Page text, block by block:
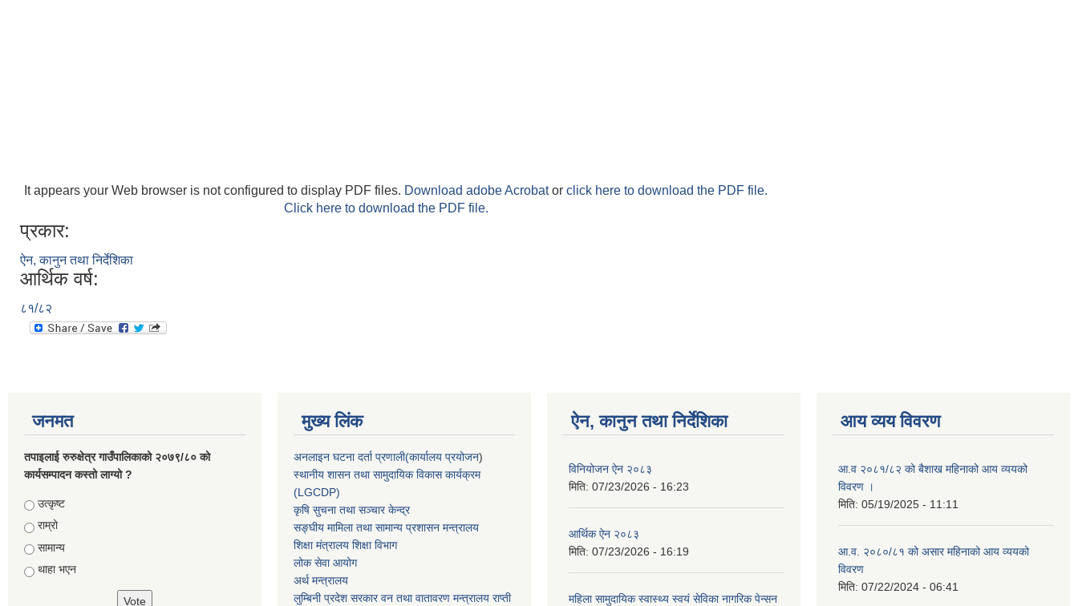
It appears your Web browser is not configured to display PDF files. Download adobe Acrobator click here to download the PDF file.
Click here to download the PDF file.
प्रकार:
ऐन, कानुन तथा निर्देशिका
आर्थिक वर्ष:
८१/८२
जनमत
तपाइलाई रुरुक्षेत्र गाउँपालिकाको २०७९/८० को
कार्यसम्पादन कस्तो लाग्यो ?
Choices
उत्कृष्ट
राम्रो
सामान्य
थाहा भएन
मुख्य लिंक
अनलाइन घटना दर्ता प्रणाली(कार्यालय प्रयोजन)
स्थानीय शासन तथा सामुदायिक विकास कार्यक्रम
(LGCDP)
कृषि सुचना तथा सञ्चार केन्द्र
सङ्घीय मामिला तथा सामान्य प्रशासन मन्त्रालय
शिक्षा मंत्रालय शिक्षा विभाग
लोक सेवा आयोग
अर्थ मन्त्रालय
लुम्बिनी प्रदेश सरकार वन तथा वातावरण मन्त्रालय राप्ती
ऐन, कानुन तथा निर्देशिका
विनियोजन ऐन २०८३
मिति: 07/23/2026 - 16:23
आर्थिक ऐन २०८३
मिति: 07/23/2026 - 16:19
महिला सामुदायिक स्वास्थ्य स्वयं सेविका नागरिक पेन्सन
आय व्यय विवरण
आ.व २०८१/८२ को बैशाख महिनाको आय व्ययको
विवरण ।
मिति: 05/19/2025 - 11:11
आ.व. २०८०/८१ को असार महिनाको आय व्ययको
विवरण
मिति: 07/22/2024 - 06:41